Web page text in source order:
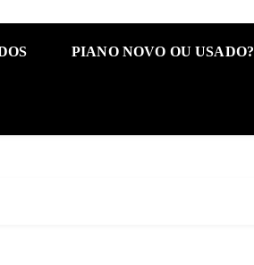
PIANO NOVO OU USADO?